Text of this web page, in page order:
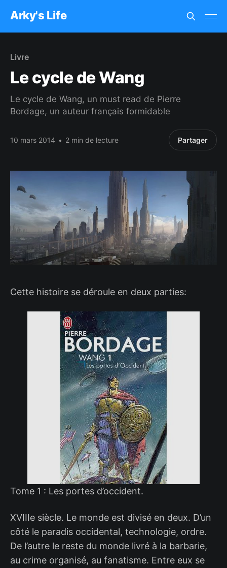
Arky's Life
Livre
Le cycle de Wang
Le cycle de Wang, un must read de Pierre
Bordage, un auteur français formidable
10 mars 2014 • 2 min de lecture Partager
Cette histoire se déroule en deux parties:
Tome 1 : Les portes d’occident.
XVIIIe siècle. Le monde est divisé en deux. D’un
côté le paradis occidental, technologie, ordre.
De l’autre le reste du monde livré à la barbarie,
au crime organisé, au fanatisme. Entre eux se